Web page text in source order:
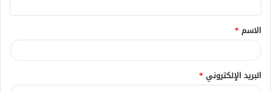
ق
*
الاسم *
البريد الإلكتروني *